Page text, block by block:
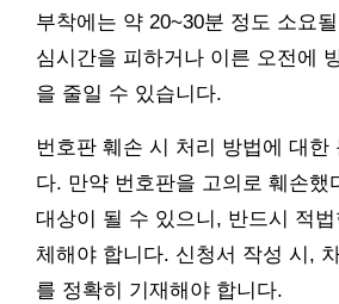
부착에는 약 20~30분 정도 소요
심시간을 피하거나 이른 오전에
을 줄일 수 있습니다.
번호판 훼손 시 처리 방법에 대한
다. 만약 번호판을 고의로 훼손했
대상이 될 수 있으니, 반드시 적
체해야 합니다. 신청서 작성 시,
를 정확히 기재해야 합니다.